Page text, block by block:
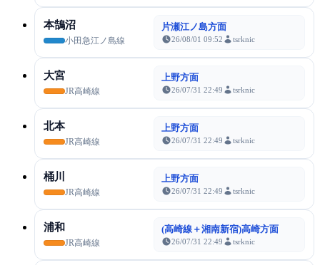
本鵠沼
小田急江ノ島線
片瀬江ノ島方面
26/08/01 09:52 tsrknic
大宮
JR高崎線
上野方面
26/07/31 22:49 tsrknic
北本
JR高崎線
上野方面
26/07/31 22:49 tsrknic
桶川
JR高崎線
上野方面
26/07/31 22:49 tsrknic
浦和
JR高崎線
(高崎線＋湘南新宿)高崎方面
26/07/31 22:49 tsrknic